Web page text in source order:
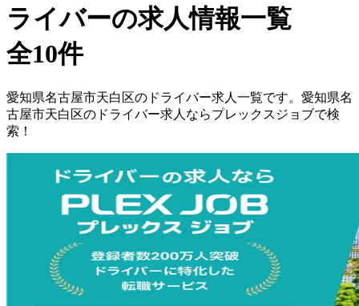
ライバーの求人情報一覧
全10件
愛知県名古屋市天白区の ドライバー求人一覧です。 愛知県名
古屋市天白区の ドライバー求人ならプレックスジョブで検
索！